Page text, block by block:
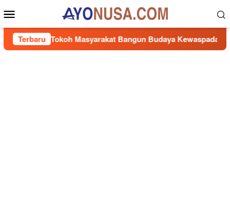
ke
kontenMobile
Terbaru
Tokoh Masyarakat Bangun Budaya Kewaspadaan